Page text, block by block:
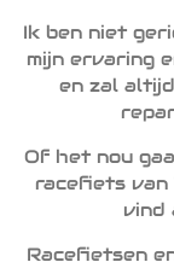
Ik ben niet
mijn ervaring
en zal
Of het nou
racefiets
vind
Racefietsen